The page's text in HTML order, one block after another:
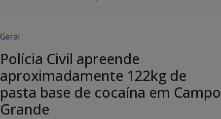
Geral
Polícia Civil apreende
aproximadamente 122kg de
pasta base de cocaína em Campo
Grande